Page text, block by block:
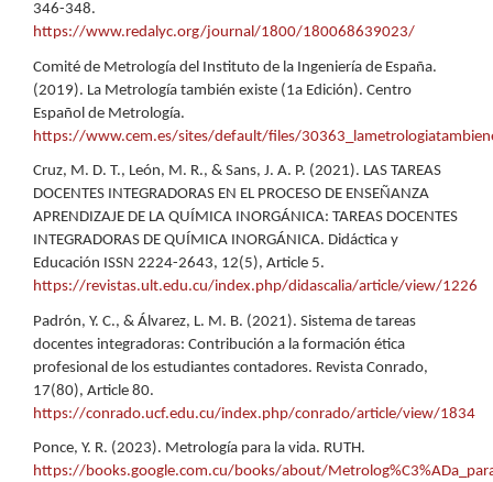
346-348.
https://www.redalyc.org/journal/1800/180068639023/
Comité de Metrología del Instituto de la Ingeniería de España.
(2019). La Metrología también existe (1a Edición). Centro
Español de Metrología.
https://www.cem.es/sites/default/files/
Cruz, M. D. T., León, M. R., & Sans, J. A. P. (2021). LAS TAREAS
DOCENTES INTEGRADORAS EN EL PROCESO DE ENSEÑANZA
APRENDIZAJE DE LA QUÍMICA INORGÁNICA: TAREAS DOCENTES
INTEGRADORAS DE QUÍMICA INORGÁNICA. Didáctica y
Educación ISSN 2224-2643, 12(5), Article 5.
https://revistas.ult.edu.cu/index.php/didascalia/article/view/1226
Padrón, Y. C., & Álvarez, L. M. B. (2021). Sistema de tareas
docentes integradoras: Contribución a la formación ética
profesional de los estudiantes contadores. Revista Conrado,
17(80), Article 80.
https://conrado.ucf.edu.cu/index.php/conrado/article/view/1834
Ponce, Y. R. (2023). Metrología para la vida. RUTH.
https://books.google.com.cu/books/about/